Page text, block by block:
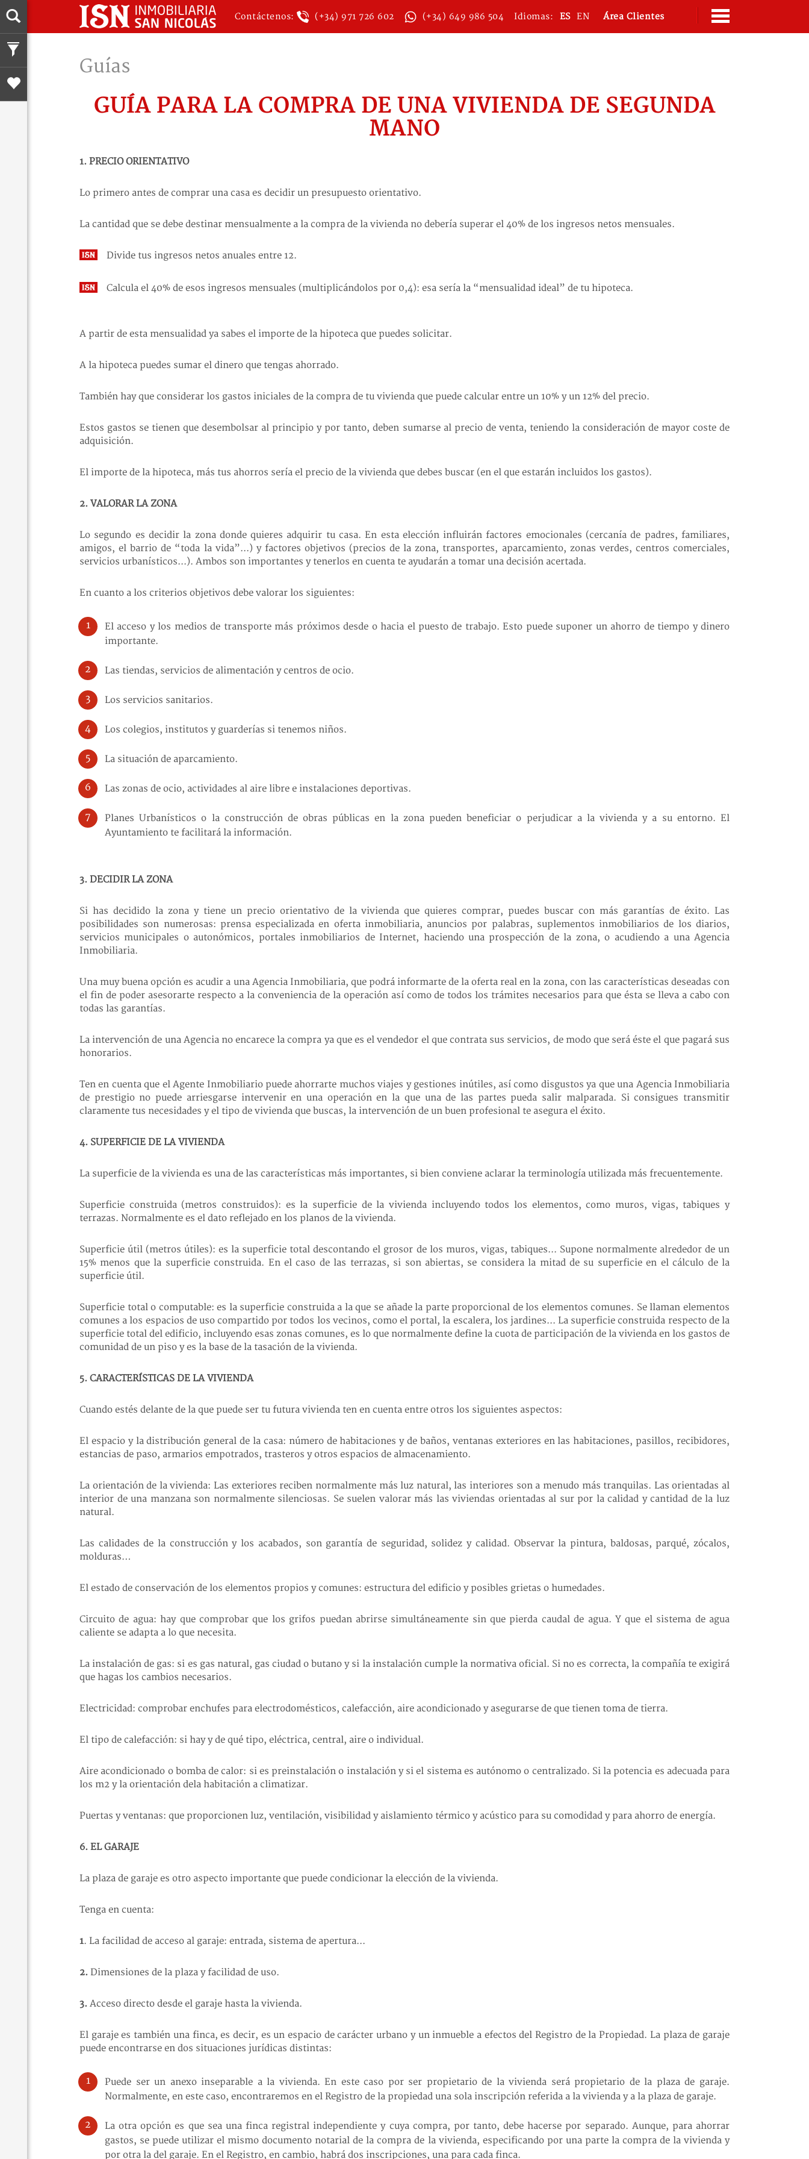
Contáctenos: (+34) 971 726 602 (+34) 649 986 504 Idiomas: ES EN Área Clientes
Guías
GUÍA PARA LA COMPRA DE UNA VIVIENDA DE SEGUNDA
MANO
1. PRECIO ORIENTATIVO
Lo primero antes de comprar una casa es decidir un presupuesto orientativo.
La cantidad que se debe destinar mensualmente a la compra de la vivienda no debería superar el 40% de los ingresos netos mensuales.
Divide tus ingresos netos anuales entre 12.
Calcula el 40% de esos ingresos mensuales (multiplicándolos por 0,4): esa sería la “mensualidad ideal” de tu hipoteca.
A partir de esta mensualidad ya sabes el importe de la hipoteca que puedes solicitar.
A la hipoteca puedes sumar el dinero que tengas ahorrado.
También hay que considerar los gastos iniciales de la compra de tu vivienda que puede calcular entre un 10% y un 12% del precio.
Estos gastos se tienen que desembolsar al principio y por tanto, deben sumarse al precio de venta, teniendo la consideración de mayor coste de
adquisición.
El importe de la hipoteca, más tus ahorros sería el precio de la vivienda que debes buscar (en el que estarán incluidos los gastos).
2. VALORAR LA ZONA
Lo segundo es decidir la zona donde quieres adquirir tu casa. En esta elección influirán factores emocionales (cercanía de padres, familiares,
amigos, el barrio de “toda la vida”...) y factores objetivos (precios de la zona, transportes, aparcamiento, zonas verdes, centros comerciales,
servicios urbanísticos...). Ambos son importantes y tenerlos en cuenta te ayudarán a tomar una decisión acertada.
En cuanto a los criterios objetivos debe valorar los siguientes:
El acceso y los medios de transporte más próximos desde o hacia el puesto de trabajo. Esto puede suponer un ahorro de tiempo y dinero
importante.
Las tiendas, servicios de alimentación y centros de ocio.
Los servicios sanitarios.
Los colegios, institutos y guarderías si tenemos niños.
La situación de aparcamiento.
Las zonas de ocio, actividades al aire libre e instalaciones deportivas.
Planes Urbanísticos o la construcción de obras públicas en la zona pueden beneficiar o perjudicar a la vivienda y a su entorno. El
Ayuntamiento te facilitará la información.
3. DECIDIR LA ZONA
Si has decidido la zona y tiene un precio orientativo de la vivienda que quieres comprar, puedes buscar con más garantías de éxito. Las
posibilidades son numerosas: prensa especializada en oferta inmobiliaria, anuncios por palabras, suplementos inmobiliarios de los diarios,
servicios municipales o autonómicos, portales inmobiliarios de Internet, haciendo una prospección de la zona, o acudiendo a una Agencia
Inmobiliaria.
Una muy buena opción es acudir a una Agencia Inmobiliaria, que podrá informarte de la oferta real en la zona, con las características deseadas con
el fin de poder asesorarte respecto a la conveniencia de la operación así como de todos los trámites necesarios para que ésta se lleva a cabo con
todas las garantías.
La intervención de una Agencia no encarece la compra ya que es el vendedor el que contrata sus servicios, de modo que será éste el que pagará sus
honorarios.
Ten en cuenta que el Agente Inmobiliario puede ahorrarte muchos viajes y gestiones inútiles, así como disgustos ya que una Agencia Inmobiliaria
de prestigio no puede arriesgarse intervenir en una operación en la que una de las partes pueda salir malparada. Si consigues transmitir
claramente tus necesidades y el tipo de vivienda que buscas, la intervención de un buen profesional te asegura el éxito.
4. SUPERFICIE DE LA VIVIENDA
La superficie de la vivienda es una de las características más importantes, si bien conviene aclarar la terminología utilizada más frecuentemente.
Superficie construida (metros construidos): es la superficie de la vivienda incluyendo todos los elementos, como muros, vigas, tabiques y
terrazas. Normalmente es el dato reflejado en los planos de la vivienda.
Superficie útil (metros útiles): es la superficie total descontando el grosor de los muros, vigas, tabiques... Supone normalmente alrededor de un
15% menos que la superficie construida. En el caso de las terrazas, si son abiertas, se considera la mitad de su superficie en el cálculo de la
superficie útil.
Superficie total o computable: es la superficie construida a la que se añade la parte proporcional de los elementos comunes. Se llaman elementos
comunes a los espacios de uso compartido por todos los vecinos, como el portal, la escalera, los jardines... La superficie construida respecto de la
superficie total del edificio, incluyendo esas zonas comunes, es lo que normalmente define la cuota de participación de la vivienda en los gastos de
comunidad de un piso y es la base de la tasación de la vivienda.
5. CARACTERÍSTICAS DE LA VIVIENDA
Cuando estés delante de la que puede ser tu futura vivienda ten en cuenta entre otros los siguientes aspectos:
El espacio y la distribución general de la casa: número de habitaciones y de baños, ventanas exteriores en las habitaciones, pasillos, recibidores,
estancias de paso, armarios empotrados, trasteros y otros espacios de almacenamiento.
La orientación de la vivienda: Las exteriores reciben normalmente más luz natural, las interiores son a menudo más tranquilas. Las orientadas al
interior de una manzana son normalmente silenciosas. Se suelen valorar más las viviendas orientadas al sur por la calidad y cantidad de la luz
natural.
Las calidades de la construcción y los acabados, son garantía de seguridad, solidez y calidad. Observar la pintura, baldosas, parqué, zócalos,
molduras…
El estado de conservación de los elementos propios y comunes: estructura del edificio y posibles grietas o humedades.
Circuito de agua: hay que comprobar que los grifos puedan abrirse simultáneamente sin que pierda caudal de agua. Y que el sistema de agua
caliente se adapta a lo que necesita.
La instalación de gas: si es gas natural, gas ciudad o butano y si la instalación cumple la normativa oficial. Si no es correcta, la compañía te exigirá
que hagas los cambios necesarios.
Electricidad: comprobar enchufes para electrodomésticos, calefacción, aire acondicionado y asegurarse de que tienen toma de tierra.
El tipo de calefacción: si hay y de qué tipo, eléctrica, central, aire o individual.
Aire acondicionado o bomba de calor: si es preinstalación o instalación y si el sistema es autónomo o centralizado. Si la potencia es adecuada para
los m2 y la orientación dela habitación a climatizar.
Puertas y ventanas: que proporcionen luz, ventilación, visibilidad y aislamiento térmico y acústico para su comodidad y para ahorro de energía.
6. EL GARAJE
La plaza de garaje es otro aspecto importante que puede condicionar la elección de la vivienda.
Tenga en cuenta:
1. La facilidad de acceso al garaje: entrada, sistema de apertura...
2. Dimensiones de la plaza y facilidad de uso.
3. Acceso directo desde el garaje hasta la vivienda.
El garaje es también una finca, es decir, es un espacio de carácter urbano y un inmueble a efectos del Registro de la Propiedad. La plaza de garaje
puede encontrarse en dos situaciones jurídicas distintas:
Puede ser un anexo inseparable a la vivienda. En este caso por ser propietario de la vivienda será propietario de la plaza de garaje.
Normalmente, en este caso, encontraremos en el Registro de la propiedad una sola inscripción referida a la vivienda y a la plaza de garaje.
La otra opción es que sea una finca registral independiente y cuya compra, por tanto, debe hacerse por separado. Aunque, para ahorrar
gastos, se puede utilizar el mismo documento notarial de la compra de la vivienda, especificando por una parte la compra de la vivienda y
por otra la del garaje. En el Registro, en cambio, habrá dos inscripciones, una para cada finca.